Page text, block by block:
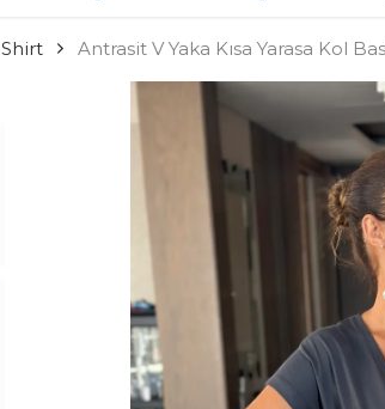
Antrasit V Yaka Kısa Yarasa Kol